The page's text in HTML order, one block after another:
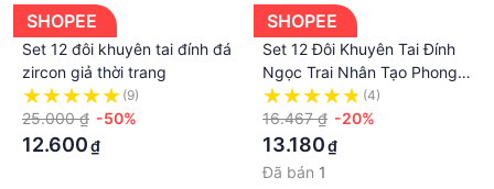
SHOPEE
Set 12 đôi khuyên tai đính đá
zircon giả thời trang
(9)
25.000 ₫ -50%
12.600₫
SHOPEE
Set 12 Đôi Khuyên Tai Đính
Ngọc Trai Nhân Tạo Phong
Cách Hàn Quốc
(4)
16.467 ₫ -20%
13.180₫
Đã bán 1